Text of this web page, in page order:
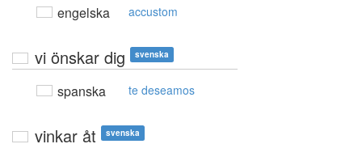
engelska accustom
vi önskar dig svenska
spanska te deseamos
vinkar åt svenska